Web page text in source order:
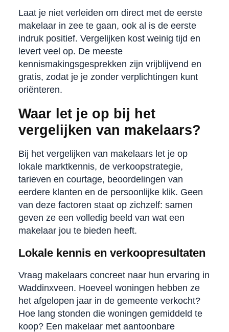
Laat je niet verleiden om direct met de eerste
makelaar in zee te gaan, ook al is de eerste
indruk positief. Vergelijken kost weinig tijd en
levert veel op. De meeste
kennismakingsgesprekken zijn vrijblijvend en
gratis, zodat je je zonder verplichtingen kunt
oriënteren.
Waar let je op bij het
vergelijken van makelaars?
Bij het vergelijken van makelaars let je op
lokale marktkennis, de verkoopstrategie,
tarieven en courtage, beoordelingen van
eerdere klanten en de persoonlijke klik. Geen
van deze factoren staat op zichzelf: samen
geven ze een volledig beeld van wat een
makelaar jou te bieden heeft.
Lokale kennis en verkoopresultaten
Vraag makelaars concreet naar hun ervaring in
Waddinxveen. Hoeveel woningen hebben ze
het afgelopen jaar in de gemeente verkocht?
Hoe lang stonden die woningen gemiddeld te
koop? Een makelaar met aantoonbare